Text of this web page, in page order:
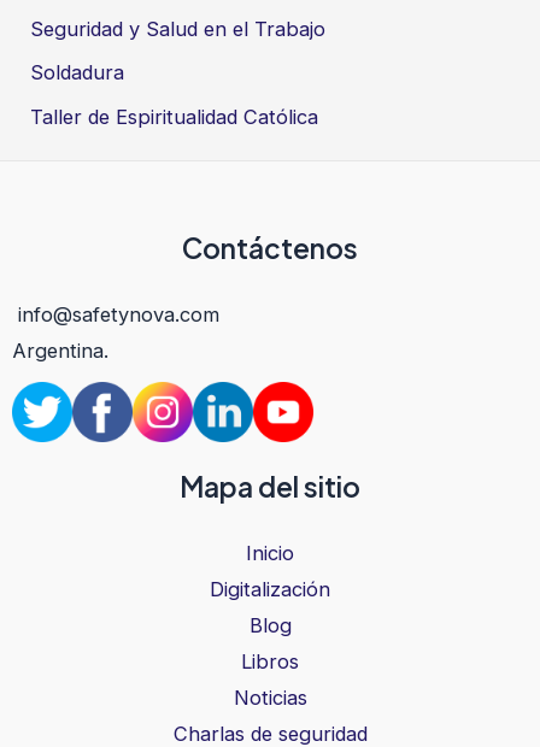
Seguridad y Salud en el Trabajo
Soldadura
Taller de Espiritualidad Católica
Contáctenos
info@safetynova.com
Argentina.
Mapa del sitio
Inicio
Digitalización
Blog
Libros
Noticias
Charlas de seguridad